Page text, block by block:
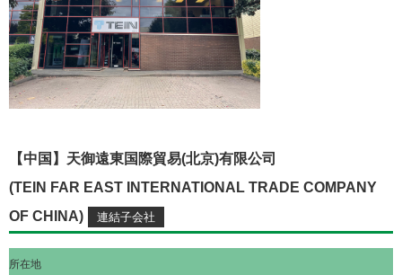
【中国】天御遠東国際貿易(北京)有限公司
(TEIN FAR EAST INTERNATIONAL TRADE COMPANY
OF CHINA)
所在地